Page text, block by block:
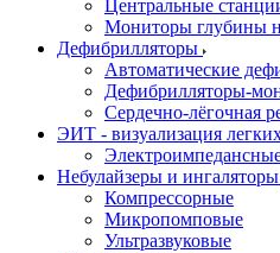
Центральные
Мониторы глубины
Дефибрилляторы
Автоматические
Дефибрилляторы-
Сердечно-лёгочная
ЭИТ - визуализация
Небулайзеры и ингаляторы
Компрессорные
Микропомповые
Ультразвуковые